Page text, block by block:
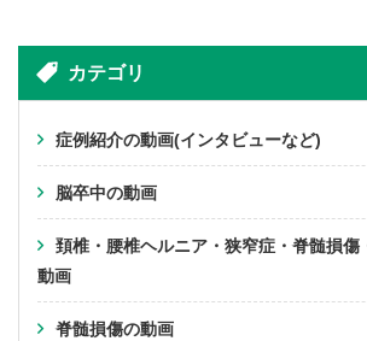
カテゴリ
症例紹介の動画(インタビューなど)
脳卒中の動画
頚椎・腰椎ヘルニア・狭窄症・脊髄損傷
動画
脊髄損傷の動画